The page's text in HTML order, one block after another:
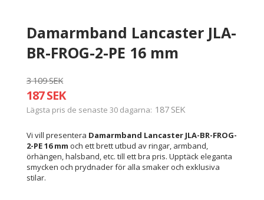
Damarmband Lancaster JLA-
BR-FROG-2-PE 16 mm
3 109 SEK
187 SEK
Lägsta pris de senaste 30 dagarna 187 SEK
Vi vill presentera Damarmband Lancaster JLA-BR-FROG-
2-PE 16 mm och ett brett utbud av ringar, armband,
örhängen, halsband, etc. till ett bra pris. Upptäck eleganta
smycken och prydnader för alla smaker och exklusiva
stilar.